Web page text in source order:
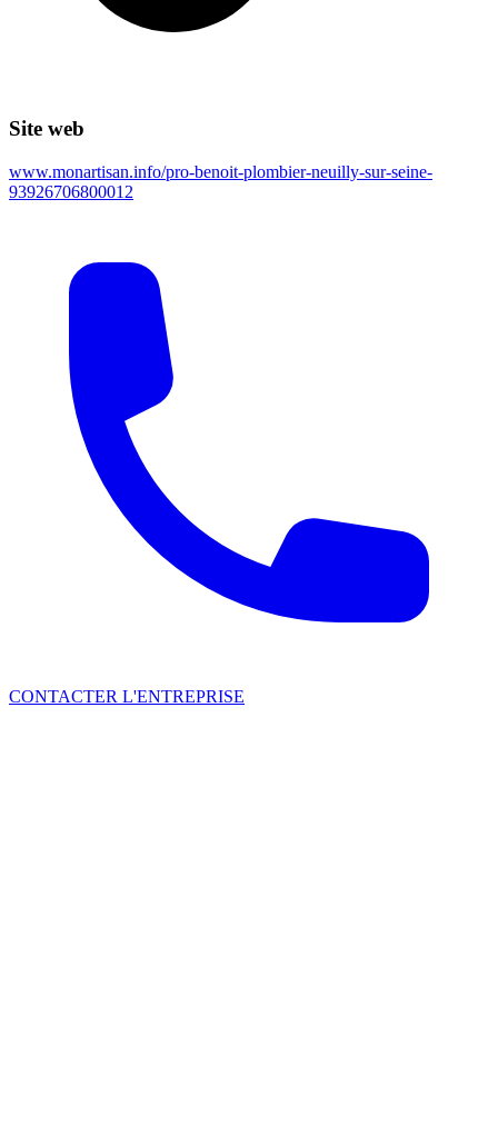
Site web
www.monartisan.info/pro-benoit-plombier-neuilly-sur-seine-
93926706800012
CONTACTER L'ENTREPRISE